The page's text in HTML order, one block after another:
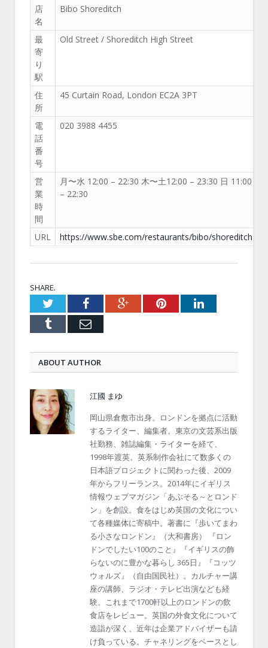
店
名
Bibo Shoreditch
最
寄
り
駅
Old Street / Shoreditch High Street
住
所
45 Curtain Road, London EC2A 3PT
電
話
番
号
020 3988 4455
営
業
時
間
月〜水 12:00 – 22:30 木〜土12:00 – 23:30 日 11:00
– 22:30
URL https://www.sbe.com/restaurants/bibo/shoreditch
SHARE.
TwitterFacebookGoogle+PinterestLinkedIn
Tumblr Email
ABOUT AUTHOR
江國 まゆ
岡山県倉敷市出身。ロンドンを拠点に活動
するライター、編集者。東京の文芸系出版
社勤務、雑誌編集・ライターを経て、
1998年渡英。英系制作会社にて数多くの
日本語プロジェクトに関わった後、2009
年からフリーランス。2014年にイギリス
情報ウェブマガジン「あぶそる～とロンド
ン」を創設。食をはじめ英国の文化につい
て各種媒体に寄稿中。著書に『歩いてまわ
る小さなロンドン』（大和書房） 『ロン
ドンでしたい100のこと』『イギリスの飾
らないのに豊かな暮らし 365日』『コッツ
ウォルズ』（自由国民社）。カルチャー講
座の講師、ラジオ・テレビ出演なども経
験。これまで1700軒以上のロンドンの飲
食店をレビュー。英国の外食文化について
造詣が深く、近年は企業アドバイザーも請
け負っている。チャネリングをベースとし